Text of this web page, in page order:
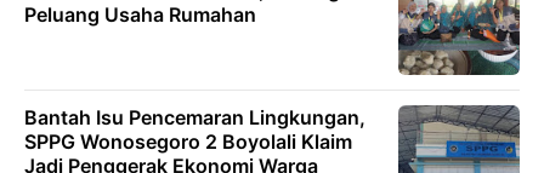
Peluang Usaha Rumahan
Bantah Isu Pencemaran Lingkungan,
SPPG Wonosegoro 2 Boyolali Klaim
Jadi Penggerak Ekonomi Warga